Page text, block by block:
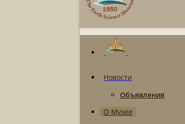
Новости
Объявления
О Музее